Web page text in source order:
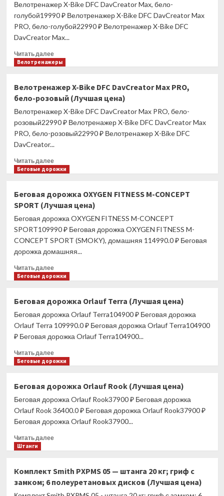
DFC
DavCreator
бело-
серый
цена)
Велотренажер X-Bike DFC DavCreator Max, бело-
голубой19990 ₽ Велотренажер X-Bike DFC DavCreator Max
PRO, бело-голубой22990 ₽ Велотренажер X-Bike DFC
DavCreator Max...
Читать далееПрочитать
больше
X-
Bike
DFC
DavCreator
бело-
голубой
цена)
Велотренажеры
Велотренажер X-Bike DFC DavCreator Max PRO,
бело-розовый (Лучшая цена)
Велотренажер X-Bike DFC DavCreator Max PRO, бело-
розовый22990 ₽ Велотренажер X-Bike DFC DavCreator Max
PRO, бело-розовый22990 ₽ Велотренажер X-Bike DFC
DavCreator...
Читать далееПрочитать
больше
X-
Bike
DFC
DavCreator
PRO,
бело-
(Лучшая
цена)
Беговые дорожки
Беговая дорожка OXYGEN FITNESS M-CONCEPT
SPORT (Лучшая цена)
Беговая дорожка OXYGEN FITNESS M-CONCEPT
SPORT109990 ₽ Беговая дорожка OXYGEN FITNESS M-
CONCEPT SPORT (SMOKY), домашняя 114990.0 ₽ Беговая
дорожка домашняя...
Читать далееПрочитать
больше
дорожка
OXYGEN
FITNESS
CONCEPT
SPORT
(Лучшая
Беговые дорожки
Беговая дорожка Orlauf Terra (Лучшая цена)
Беговая дорожка Orlauf Terra104900 ₽ Беговая дорожка
Orlauf Terra 109990.0 ₽ Беговая дорожка Orlauf Terra104900
₽ Беговая дорожка Orlauf Terra104900...
Читать далееПрочитать
больше
дорожка
Orlauf
Terra
(Лучшая
Беговые дорожки
Беговая дорожка Orlauf Rook (Лучшая цена)
Беговая дорожка Orlauf Rook37900 ₽ Беговая дорожка
Orlauf Rook 36400.0 ₽ Беговая дорожка Orlauf Rook37900 ₽
Беговая дорожка Orlauf Rook37900...
Читать далееПрочитать
дорожка
Orlauf
Rook
Штанги
Комплект Smith PXPMS 05 — штанга 20 кг; гриф с
замком; 6 полеуретановых дисков (Лучшая цена)